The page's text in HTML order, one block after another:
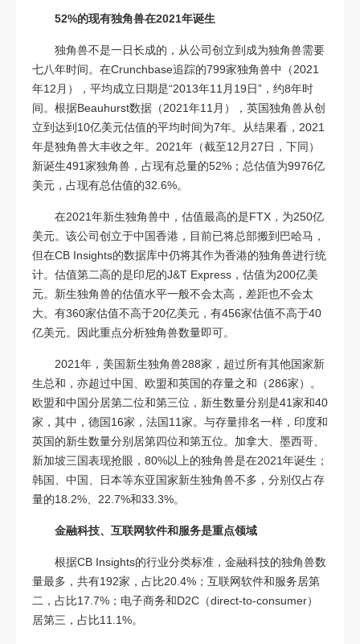
52%的现有独角兽在2021年诞生
独角兽不是一日长成的，从公司创立到成为独角兽需要
七八年时间。在Crunchbase追踪的799家独角兽中（2021
年12月），平均成立日期是“2013年11月19日”，约8年时
间。根据Beauhurst数据（2021年11月），英国独角兽从创
立到达到10亿美元估值的平均时间为7年。从结果看，2021
年是独角兽大丰收之年。2021年（截至12月27日，下同）
新诞生491家独角兽，占现有总量的52%；总估值为9976亿
美元，占现有总估值的32.6%。
在2021年新生独角兽中，估值最高的是FTX，为250亿
美元。该公司创立于中国香港，目前已将总部搬到巴哈马，
但在CB Insights的数据库中仍将其作为香港的独角兽进行统
计。估值第二高的是印尼的J&T Express，估值为200亿美
元。新生独角兽的估值水平一般不会太高，差距也不会太
大。有360家估值不高于20亿美元，有456家估值不高于40
亿美元。因此重点分析独角兽数量即可。
2021年，美国新生独角兽288家，超过所有其他国家新
生总和，亦超过中国、欧盟和英国的存量之和（286家）。
欧盟和中国分居第二位和第三位，新生数量分别是41家和40
家，其中，德国16家，法国11家。与存量排名一样，印度和
英国的新生数量分别居第四位和第五位。加拿大、墨西哥、
新加坡三国表现抢眼，80%以上的独角兽是在2021年诞生；
韩国、中国、日本等东亚国家新生独角兽不多，分别仅占存
量的18.2%、22.7%和33.3%。
金融科技、互联网软件和服务是重点领域
根据CB Insights的行业分类标准，金融科技的独角兽数
量最多，共有192家，占比20.4%；互联网软件和服务居第
二，占比17.7%；电子商务和D2C（direct-to-consumer）
居第三，占比11.1%。